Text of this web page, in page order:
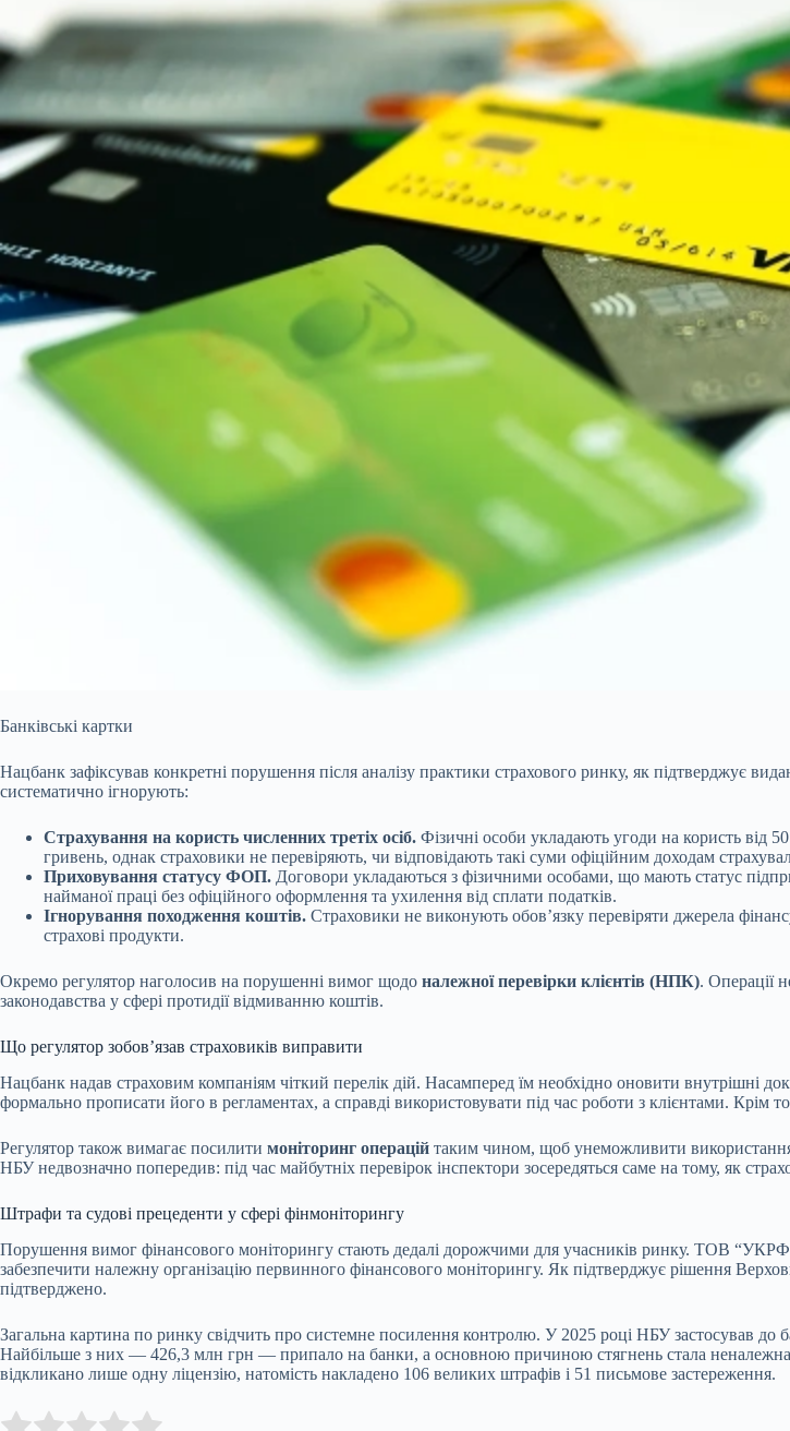
Банківські картки
Нацбанк зафіксував конкретні порушення після аналізу практики страхового ринку, як підтверджує
систематично ігнорують:
Страхування на користь численних третіх осіб. Фізичні особи укладають угоди на користь від
гривень, однак страховики не перевіряють, чи відповідають такі суми офіційним доходам
Приховування статусу ФОП. Договори укладаються з фізичними особами, що мають статус
найманої праці без офіційного оформлення та ухилення від сплати податків.
Ігнорування походження коштів. Страховики не виконують обов’язку перевіряти джерела
страхові продукти.
Окремо регулятор наголосив на порушенні вимог щодо належної перевірки клієнтів (НПК). Операції
законодавства у сфері протидії відмиванню коштів.
Що регулятор зобов’язав страховиків виправити
Нацбанк надав страховим компаніям чіткий перелік дій. Насамперед їм необхідно оновити внутрішні
формально прописати його в регламентах, а справді використовувати під час роботи з клієнтами. Крім
Регулятор також вимагає посилити моніторинг операцій таким чином, щоб унеможливити використання
НБУ недвозначно попередив: під час майбутніх перевірок інспектори зосередяться саме на тому, як
Штрафи та судові прецеденти у сфері фінмоніторингу
Порушення вимог фінансового моніторингу стають дедалі дорожчими для учасників ринку. ТОВ
забезпечити належну організацію первинного фінансового моніторингу. Як підтверджує рішення
підтверджено.
Загальна картина по ринку свідчить про системне посилення контролю. У 2025 році НБУ застосував до
Найбільше з них — 426,3 млн грн — припало на банки, а основною причиною стягнень стала неналежна
відкликано лише одну ліцензію, натомість накладено 106 великих штрафів і 51 письмове застереження.
Rate this item: